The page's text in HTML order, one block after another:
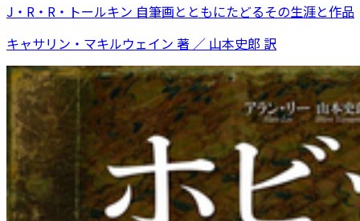
J・R・R・トールキン 自筆画とともにたどるその生涯と作品
キャサリン・マキルウェイン 著 ／ 山本史郎 訳